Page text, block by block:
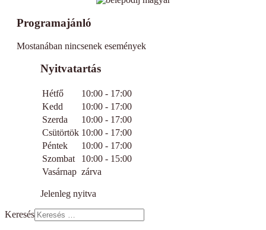
Programajánló
Mostanában nincsenek események
Nyitvatartás
Hétfő
10:00 - 17:00
Kedd
10:00 - 17:00
Szerda
10:00 - 17:00
Csütörtök 10:00 - 17:00
Péntek
10:00 - 17:00
Szombat
10:00 - 15:00
Vasárnap zárva
Jelenleg nyitva
Keresés